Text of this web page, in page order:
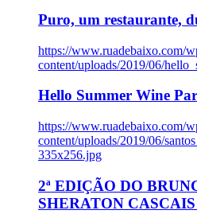
Puro, um restaurante,
https://www.ruadebaixo.com/
content/uploads/2019/06/
Hello Summer Wine
https://www.ruadebaixo.com/
content/uploads/2019/06/
335x256.jpg
2ª EDIÇÃO DO
SHERATON